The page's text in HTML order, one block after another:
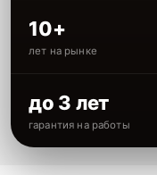
10+
лет на рынке
до 3 лет
гарантия на работы